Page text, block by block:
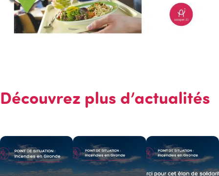
Découvrez plus d’actualités